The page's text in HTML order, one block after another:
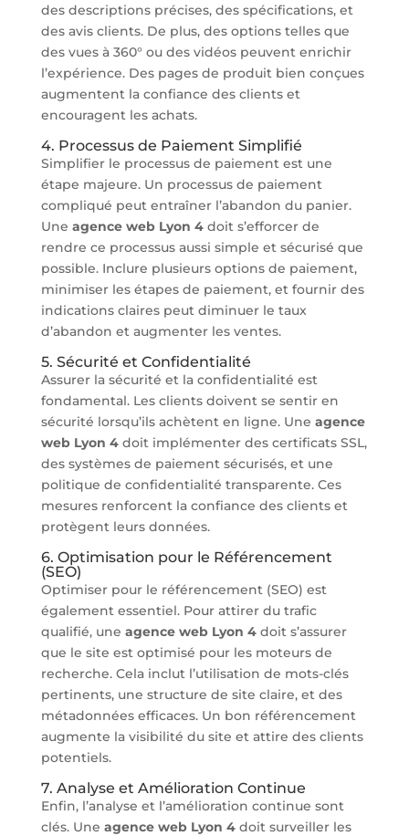
des descriptions précises, des spécifications, et
des avis clients. De plus, des options telles que
des vues à 360° ou des vidéos peuvent enrichir
l’expérience. Des pages de produit bien conçues
augmentent la confiance des clients et
encouragent les achats.
4. Processus de Paiement Simplifié
Simplifier le processus de paiement est une
étape majeure. Un processus de paiement
compliqué peut entraîner l’abandon du panier.
Une agence web Lyon 4doit s’efforcer de
rendre ce processus aussi simple et sécurisé que
possible. Inclure plusieurs options de paiement,
minimiser les étapes de paiement, et fournir des
indications claires peut diminuer le taux
d’abandon et augmenter les ventes.
5. Sécurité et Confidentialité
Assurer la sécurité et la confidentialité est
fondamental. Les clients doivent se sentir en
sécurité lorsqu’ils achètent en ligne. Une agence
web Lyon 4doit implémenter des certificats SSL,
des systèmes de paiement sécurisés, et une
politique de confidentialité transparente. Ces
mesures renforcent la confiance des clients et
protègent leurs données.
6. Optimisation pour le Référencement
(SEO)
Optimiser pour le référencement (SEO) est
également essentiel. Pour attirer du trafic
qualifié, une agence web Lyon 4doit s’assurer
que le site est optimisé pour les moteurs de
recherche. Cela inclut l’utilisation de mots-clés
pertinents, une structure de site claire, et des
métadonnées efficaces. Un bon référencement
augmente la visibilité du site et attire des clients
potentiels.
7. Analyse et Amélioration Continue
Enfin, l’analyse et l’amélioration continue sont
clés. Une agence web Lyon 4doit surveiller les